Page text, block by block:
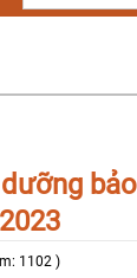
dưỡng
1102 )